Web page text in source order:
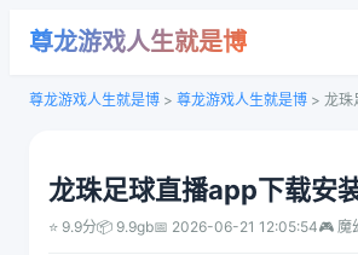
尊龙游戏人生就是博
尊龙游戏人生就是博 > 尊龙游戏人生就是博 > 龙珠
龙珠足球直播app下载安
⭐ 9.9分📦 9.9gb📅 2026-06-21 12:05:54🎮 魔